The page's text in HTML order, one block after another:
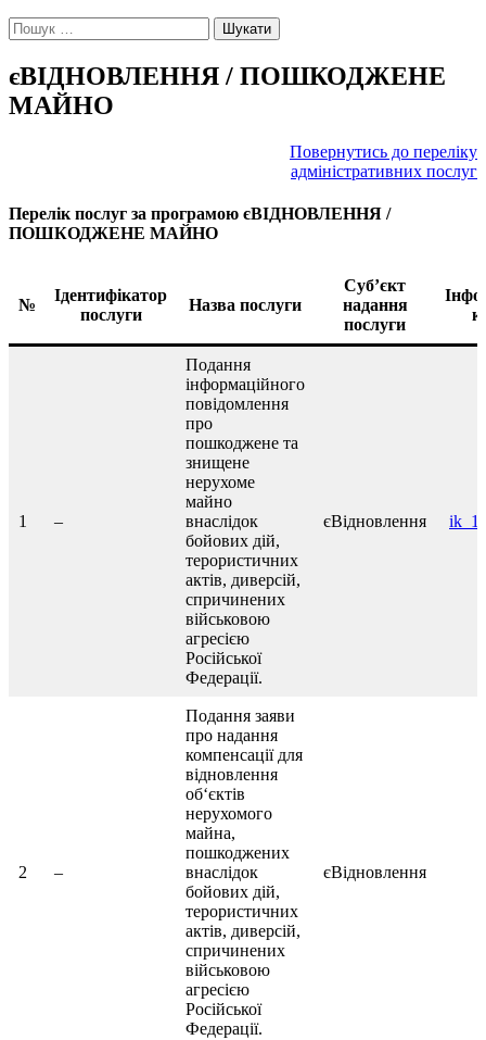
Пошук:
єВІДНОВЛЕННЯ / ПОШКОДЖЕНЕ
МАЙНО
Повернутись до переліку
адміністративних послуг
Перелік послуг за програмою єВІДНОВЛЕННЯ /
ПОШКОДЖЕНЕ МАЙНО
№
Ідентифікатор
послуги
Назва послуги
Суб’єкт
надання
послуги
1 –
Подання
інформаційного
повідомлення
про
пошкоджене та
знищене
нерухоме
майно
внаслідок
бойових дій,
терористичних
актів, диверсій,
спричинених
військовою
агресією
Російської
Федерації.
єВідновлення
2 –
Подання заяви
про надання
компенсації для
відновлення
об‘єктів
нерухомого
майна,
пошкоджених
внаслідок
бойових дій,
терористичних
актів, диверсій,
спричинених
військовою
агресією
Російської
Федерації.
єВідновлення